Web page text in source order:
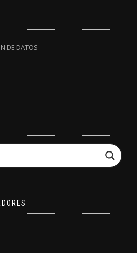
DE DATOS